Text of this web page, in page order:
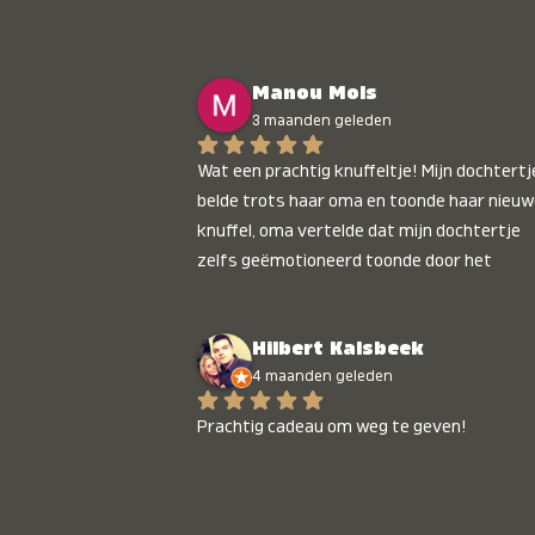
Manou Mols
3 maanden geleden
Wat een prachtig knuffeltje! Mijn
belde trots haar oma en toonde haar
knuffel, oma vertelde dat mijn dochtertje
zelfs geëmotioneerd toonde door het
Hilbert Kalsbeek
4 maanden geleden
Prachtig cadeau om weg te geven!